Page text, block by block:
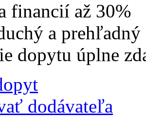
financií až 30%
a prehľadný
dopytu úplne
dodávateľa